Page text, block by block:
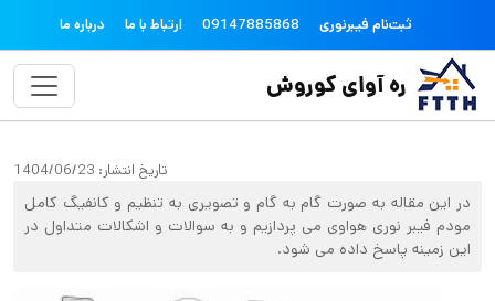
رفتن به محتوای اصلی topheader
درباره ما ارتباط با ما 09147885868 ثبت‌نام فیبرنوری
ره آوای کوروش
تاریخ انتشار: 1404/06/23
در این مقاله به صورت گام به گام و تصویری به تنظیم و کانفیگ کامل
مودم فیبر نوری هواوی می پردازیم و به سوالات و اشکالات متداول در
این زمینه پاسخ داده می شود.